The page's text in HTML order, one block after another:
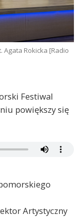
Agata Rokicka [Radio
Festiwal
powiększy się
Artystyczny